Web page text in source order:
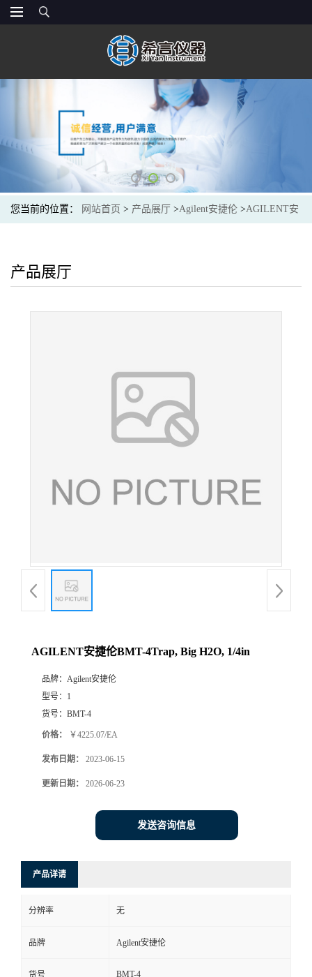
您当前的位置： 网站首页 > 产品展厅 >Agilent安捷伦 >AGILENT安
产品展厅
AGILENT安捷伦BMT-4Trap, Big H2O, 1/4in
品牌： Agilent安捷伦
型号： 1
货号： BMT-4
价格： ￥4225.07/EA
发布日期： 2023-06-15
更新日期： 2026-06-23
发送咨询信息
产品详请
分辨率 无
品牌 Agilent安捷伦
BMT-4